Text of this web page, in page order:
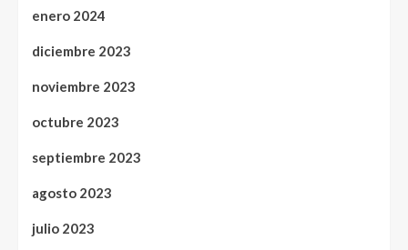
enero 2024
diciembre 2023
noviembre 2023
octubre 2023
septiembre 2023
agosto 2023
julio 2023